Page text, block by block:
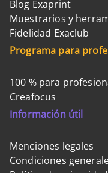
Blog Exaprint
Muestrarios y
Fidelidad Exaclub
Programa para
100 % para
Creafocus
Información útil
Menciones legales
Condiciones